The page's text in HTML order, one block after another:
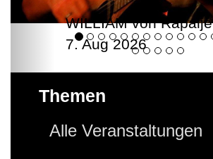
WILLIAM von Rapalje
7. Aug 2026
Themen
Alle Veranstaltungen